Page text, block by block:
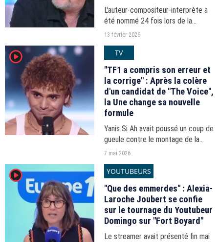
L'auteur-compositeur-interprète a
été nommé 24 fois lors de la
cérémonie et n'a reçu que le prix du
2004, pour sa tournée "Fan".
13 février 2026
player2 TV
"TF1 a compris son erreur et
la corrige" : Après la colère
d'un candidat de "The Voice",
la Une change sa nouvelle
formule
Yanis Si Ah avait poussé un coup de
gueule contre le montage de la
nouvelle étape du télé-crochet
7 mai 2026
player2 YOUTUBEURS
"Que des emmerdes" : Alexia-
Laroche Joubert se confie
sur le tournage du Youtubeur
Domingo sur "Fort Boyard"
Le streamer avait présenté fin mai